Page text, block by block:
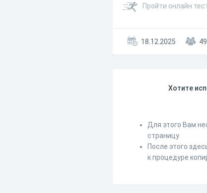
Пройти онлайн
18.12.2025 49
Хотите
Для этого Вам
страницу.
После этого
к процедуре